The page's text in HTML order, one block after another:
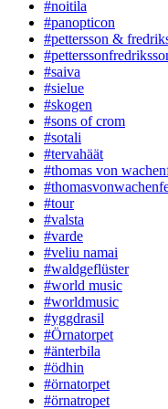
#noitila
#panopticon
#pettersson &
#saiva
#sielue
#skogen
#sons of crom
#sotali
#tervahäät
#thomas von
#tour
#valsta
#varde
#veliu namai
#waldgeflüster
#world music
#worldmusic
#yggdrasil
#Örnatorpet
#änterbila
#ödhin
#örnatorpet
#örnatropet